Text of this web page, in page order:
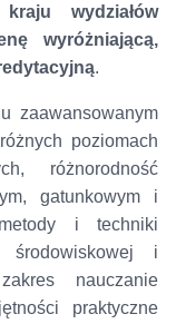
wydziałów
wyróżniającą,
.
zaawansowanym
poziomach
różnorodność
gatunkowym i
i techniki
i
nauczanie
praktyczne